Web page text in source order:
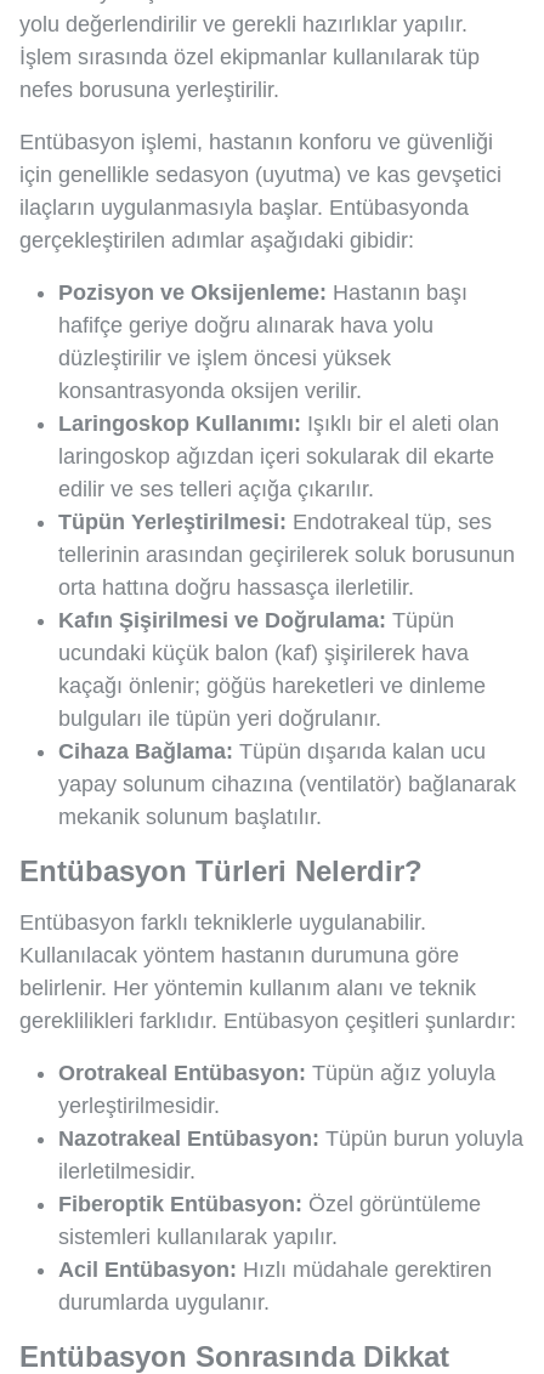
yolu değerlendirilir ve gerekli hazırlıklar yapılır.
İşlem sırasında özel ekipmanlar kullanılarak tüp
nefes borusuna yerleştirilir.
Entübasyon işlemi, hastanın konforu ve güvenliği
için genellikle sedasyon (uyutma) ve kas gevşetici
ilaçların uygulanmasıyla başlar. Entübasyonda
gerçekleştirilen adımlar aşağıdaki gibidir:
Pozisyon ve Oksijenleme: Hastanın başı
hafifçe geriye doğru alınarak hava yolu
düzleştirilir ve işlem öncesi yüksek
konsantrasyonda oksijen verilir.
Laringoskop Kullanımı: Işıklı bir el aleti olan
laringoskop ağızdan içeri sokularak dil ekarte
edilir ve ses telleri açığa çıkarılır.
Tüpün Yerleştirilmesi: Endotrakeal tüp, ses
tellerinin arasından geçirilerek soluk borusunun
orta hattına doğru hassasça ilerletilir.
Kafın Şişirilmesi ve Doğrulama: Tüpün
ucundaki küçük balon (kaf) şişirilerek hava
kaçağı önlenir; göğüs hareketleri ve dinleme
bulguları ile tüpün yeri doğrulanır.
Cihaza Bağlama: Tüpün dışarıda kalan ucu
yapay solunum cihazına (ventilatör) bağlanarak
mekanik solunum başlatılır.
Entübasyon Türleri Nelerdir?
Entübasyon farklı tekniklerle uygulanabilir.
Kullanılacak yöntem hastanın durumuna göre
belirlenir. Her yöntemin kullanım alanı ve teknik
gereklilikleri farklıdır. Entübasyon çeşitleri şunlardır:
Orotrakeal Entübasyon: Tüpün ağız yoluyla
yerleştirilmesidir.
Nazotrakeal Entübasyon: Tüpün burun yoluyla
ilerletilmesidir.
Fiberoptik Entübasyon: Özel görüntüleme
sistemleri kullanılarak yapılır.
Acil Entübasyon: Hızlı müdahale gerektiren
durumlarda uygulanır.
Entübasyon Sonrasında Dikkat